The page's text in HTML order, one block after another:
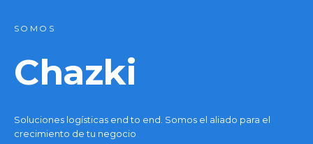
SOMOS
Chazki
Soluciones logísticas end to end. Somos el aliado para el
crecimiento de tu negocio